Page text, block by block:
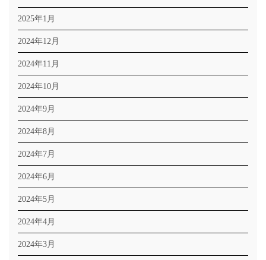
2025年1月
2024年12月
2024年11月
2024年10月
2024年9月
2024年8月
2024年7月
2024年6月
2024年5月
2024年4月
2024年3月